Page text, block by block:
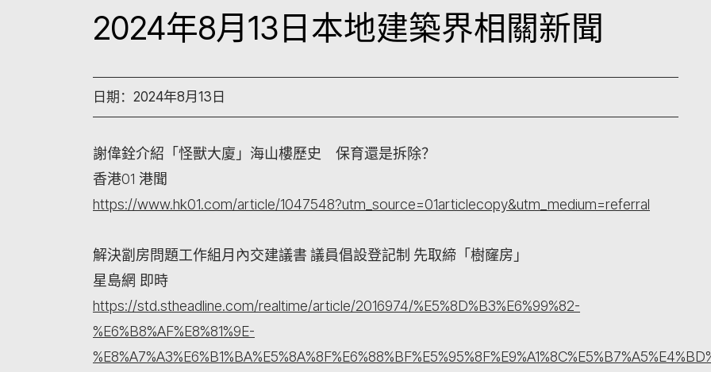
2024年8月13日本地建築界相關新聞
日期：2024年8月13日
謝偉銓介紹「怪獸大廈」海山樓歷史 保育還是拆除？
香港01 港聞
https://www.hk01.com/article/1047548?utm_source=01articlecopy&utm_medium=referral
解決劏房問題工作組月內交建議書 議員倡設登記制 先取締「樹窿房」
星島網 即時
https://std.stheadline.com/realtime/article/2016974/%E5%8D%B3%E6%99%82-
%E6%B8%AF%E8%81%9E-